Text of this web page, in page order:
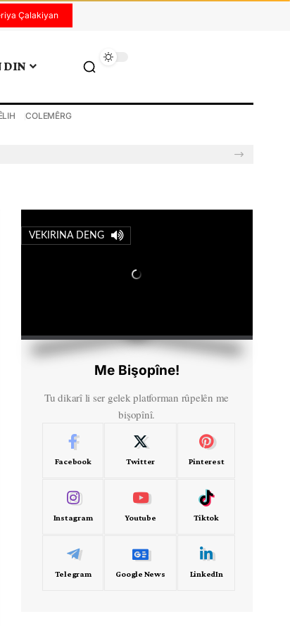
Çalakiyan
DIN
COLEMÊRG
VEKIRINA DENG
Me Bişopîne!
Tu dikarî li ser gelek platforman rûpelên me
bişopînî.
Facebook Twitter Pinterest
Instagram Youtube Tiktok
Telegram Google News LinkedIn